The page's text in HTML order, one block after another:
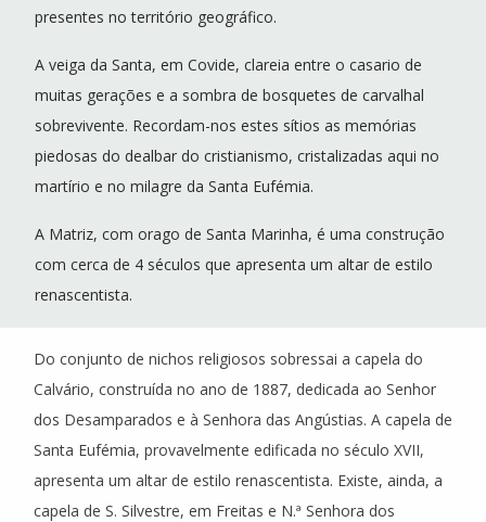
presentes no território geográfico.
A veiga da Santa, em Covide, clareia entre o casario de
muitas gerações e a sombra de bosquetes de carvalhal
sobrevivente. Recordam-nos estes sítios as memórias
piedosas do dealbar do cristianismo, cristalizadas aqui no
martírio e no milagre da Santa Eufémia.
A Matriz, com orago de Santa Marinha, é uma construção
com cerca de 4 séculos que apresenta um altar de estilo
renascentista.
Do conjunto de nichos religiosos sobressai a capela do
Calvário, construída no ano de 1887, dedicada ao Senhor
dos Desamparados e à Senhora das Angústias. A capela de
Santa Eufémia, provavelmente edificada no século XVII,
apresenta um altar de estilo renascentista. Existe, ainda, a
capela de S. Silvestre, em Freitas e N.ª Senhora dos